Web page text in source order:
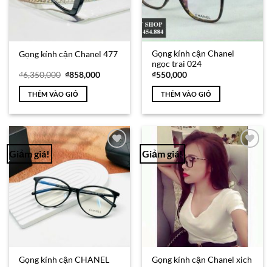
Gọng kính cận Chanel 477
₫6,350,000 Giá
là:
₫6,350,000.
₫858,000Giá
THÊM VÀO GIỎ
Gọng kính cận Chanel
ngọc trai 024
₫550,000
THÊM VÀO GIỎ
Giảm giá!
Add to
Wishlist
Gọng kính cận CHANEL
Giảm giá!
Add to
Wishlist
Gọng kính cận Chanel xich